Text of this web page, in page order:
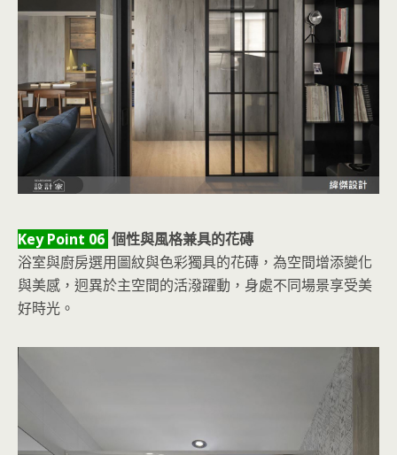
Key Point 06 個性與風格兼具的花磚
浴室與廚房選用圖紋與色彩獨具的花磚，為空間增添變化
與美感，迥異於主空間的活潑躍動，身處不同場景享受美
好時光。